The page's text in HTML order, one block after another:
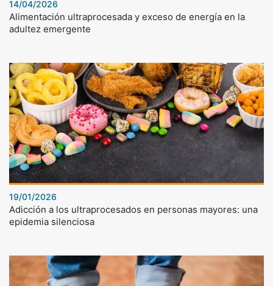
14/04/2026
Alimentación ultraprocesada y exceso de energía en la
adultez emergente
19/01/2026
Adicción a los ultraprocesados en personas mayores: una
epidemia silenciosa